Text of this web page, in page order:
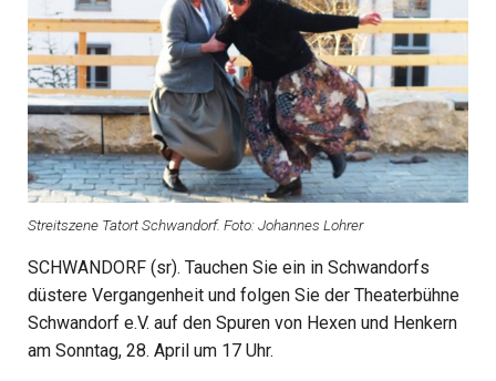
Streitszene Tatort Schwandorf. Foto: Johannes Lohrer
SCHWANDORF (sr). Tauchen Sie ein in Schwandorfs
düstere Vergangenheit und folgen Sie der Theaterbühne
Schwandorf e.V. auf den Spuren von Hexen und Henkern
am Sonntag, 28. April um 17 Uhr.